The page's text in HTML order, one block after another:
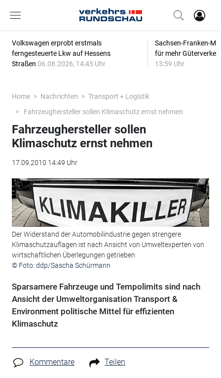
Volkswagen erprobt erstmals
ferngesteuerte Lkw auf Hessens
Straßen 06.08.2026, 14:45 Uhr
Sachsen-Franken-
für mehr
13:59 Uhr
Home Nachrichten
Transport + Logistik
Fahrzeughersteller sollen Klimaschutz ernst nehmen
Fahrzeughersteller sollen
Klimaschutz ernst nehmen
17.09.2010 14:49 Uhr
Der Widerstand der Automobilindustrie gegen strengere
Klimaschutzauflagen ist nach Ansicht von Umweltexperten von
wirtschaftlichen Überlegungen getrieben
© Foto: ddp/Sascha Schürmann
Sparsamere Fahrzeuge und Tempolimits sind nach
Ansicht der Umweltorganisation Transport &
Environment politische Mittel für effizienten
Klimaschutz
Kommentare Teilen